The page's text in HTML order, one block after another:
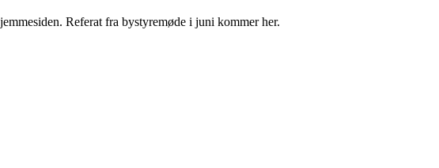
Referat fra bystyremøde i juni kommer her.